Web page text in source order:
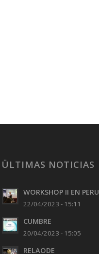
ÜLTIMAS NOTICIAS
WORKSHOP II EN PERU
22/04/2023 - 15:11
CUMBRE
20/04/2023 - 15:05
RELAODE